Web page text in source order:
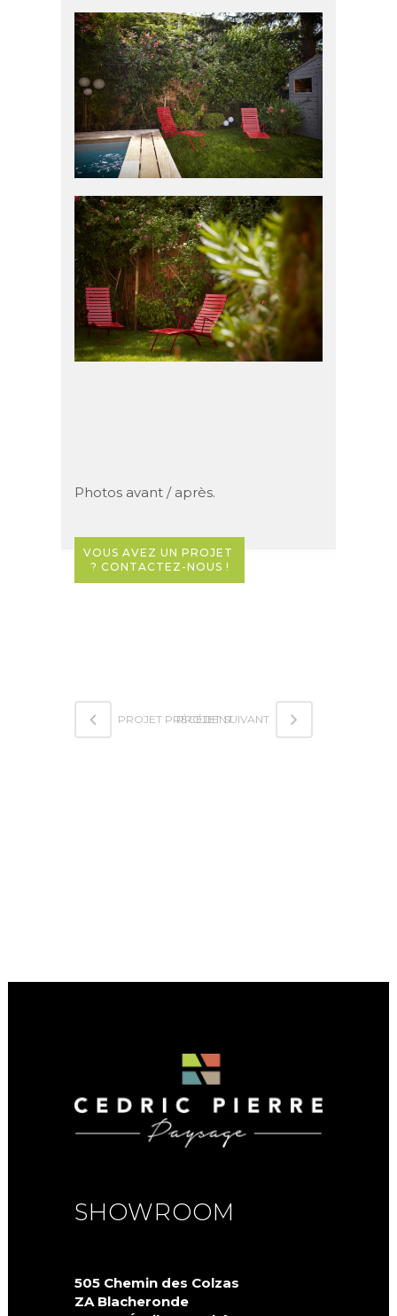
Photos avant / après.
VOUS AVEZ UN PROJET
? CONTACTEZ-NOUS !
SHOWROOM
505 Chemin des Colzas
ZA Blacheronde